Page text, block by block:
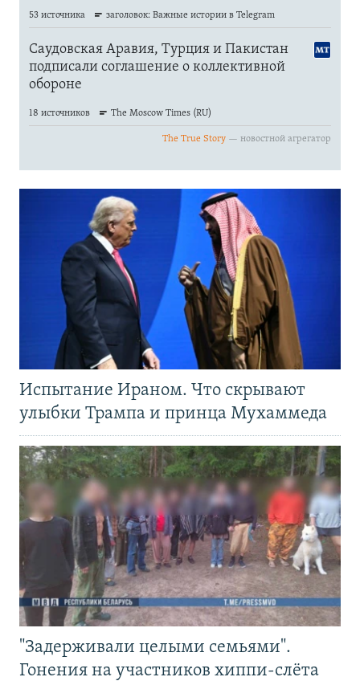
Испытание Ираном. Что скрывают
улыбки Трампа и принца Мухаммеда
"Задерживали целыми семьями".
Гонения на участников хиппи-слёта